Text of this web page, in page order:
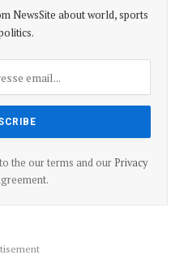
NewsSite about world, sports
the our terms and our Privacy